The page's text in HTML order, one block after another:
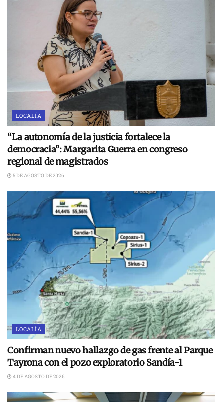
LOCALÍA
“La autonomía de la justicia fortalece la
democracia”: Margarita Guerra en congreso
regional de magistrados
5 DE AGOSTO DE 2026
LOCALÍA
Confirman nuevo hallazgo de gas frente al Parque
Tayrona con el pozo exploratorio Sandía-1
4 DE AGOSTO DE 2026